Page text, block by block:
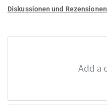
Diskussionen und Rezensionen